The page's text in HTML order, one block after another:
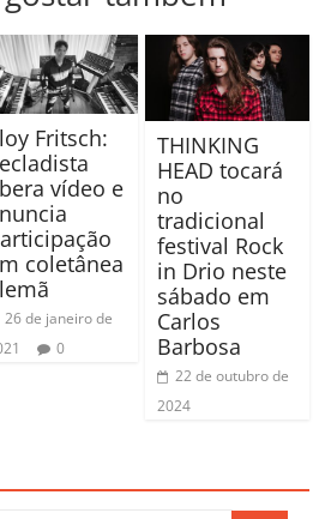
Fritsch:
vídeo e
coletânea
26 de janeiro de
0
THINKING
HEAD tocará
no
tradicional
festival Rock
in Drio neste
sábado em
Carlos
Barbosa
22 de outubro de
2024